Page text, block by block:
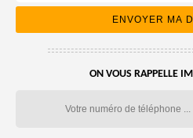
ON VOUS RAPPELLE